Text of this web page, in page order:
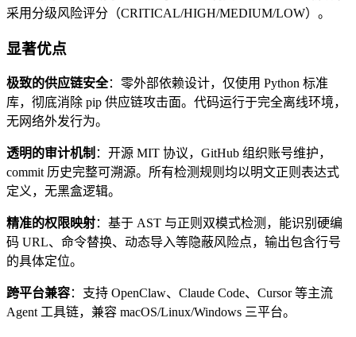
采用分级风险评分（CRITICAL/HIGH/MEDIUM/LOW）。
显著优点
极致的供应链安全：零外部依赖设计，仅使用 Python 标准
库，彻底消除 pip 供应链攻击面。代码运行于完全离线环境，
无网络外发行为。
透明的审计机制 ：开源 MIT 协议，GitHub 组织账号维护，
commit 历史完整可溯源。所有检测规则均以明文正则表达式
定义，无黑盒逻辑。
精准的权限映射：基于 AST 与正则双模式检测，能识别硬编
码 URL、命令替换、动态导入等隐蔽风险点，输出包含行号
的具体定位。
跨平台兼容：支持 OpenClaw、Claude Code、Cursor 等主流
Agent 工具链，兼容 macOS/Linux/Windows 三平台。